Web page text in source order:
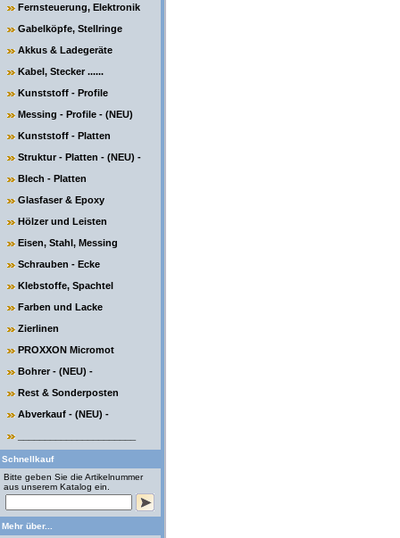
Fernsteuerung, Elektronik
Gabelköpfe, Stellringe
Akkus & Ladegeräte
Kabel, Stecker ......
Kunststoff - Profile
Messing - Profile - (NEU)
Kunststoff - Platten
Struktur - Platten - (NEU) -
Blech - Platten
Glasfaser & Epoxy
Hölzer und Leisten
Eisen, Stahl, Messing
Schrauben - Ecke
Klebstoffe, Spachtel
Farben und Lacke
Zierlinen
PROXXON Micromot
Bohrer - (NEU) -
Rest & Sonderposten
Abverkauf - (NEU) -
Schnellkauf
Bitte geben Sie die Artikelnummer
aus unserem Katalog ein.
Mehr über...